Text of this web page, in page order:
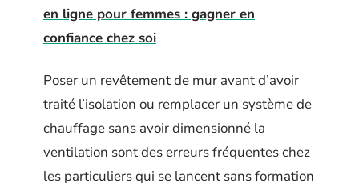
en ligne pour femmes : gagner en
confiance chez soi
Poser un revêtement de mur avant d’avoir
traité l’isolation ou remplacer un système de
chauffage sans avoir dimensionné la
ventilation sont des erreurs fréquentes chez
les particuliers qui se lancent sans formation